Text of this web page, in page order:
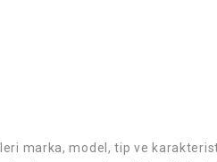
marka, model, tip ve